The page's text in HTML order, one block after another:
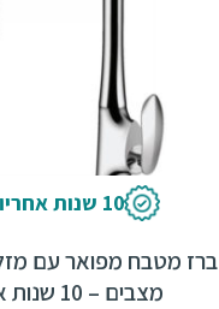
10 שנות אחריות
ברז מטבח מפואר עם
מצבים – 10 שנות אחריות